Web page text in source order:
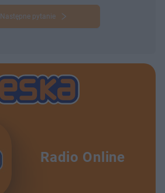
Następne pytanie
Radio Online